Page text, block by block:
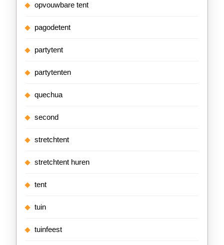
opvouwbare tent
pagodetent
partytent
partytenten
quechua
second
stretchtent
stretchtent huren
tent
tuin
tuinfeest